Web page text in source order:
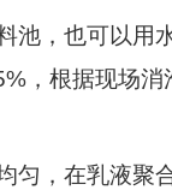
池，也可以用
，根据现场消
匀，在乳液聚